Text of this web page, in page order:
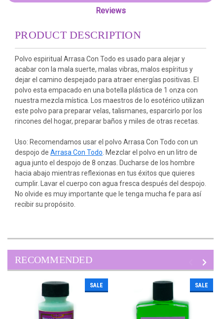
Reviews
PRODUCT DESCRIPTION
Polvo espiritual Arrasa Con Todo es usado para alejar y
acabar con la mala suerte, malas vibras, malos espíritus y
dejar el camino despejado para atraer energías positivas. El
polvo esta empacado en una botella plástica de 1 onza con
nuestra mezcla mística. Los maestros de lo esotérico utilizan
este polvo para preparar velas, talismanes, esparcirlo por los
rincones del hogar, preparar baños y miles de otras recetas.
Uso: Recomendamos usar el polvo Arrasa Con Todo con un
despojo de Arrasa Con Todo . Mezclar el polvo en un litro de
agua junto el despojo de 8 onzas. Ducharse de los hombre
hacia abajo mientras reflexionas en tus éxitos que quieres
cumplir. Lavar el cuerpo con agua fresca después del despojo.
No olvide es muy importante que le tenga mucha fe para así
recibir su propósito.
RECOMMENDED
SALE SALE